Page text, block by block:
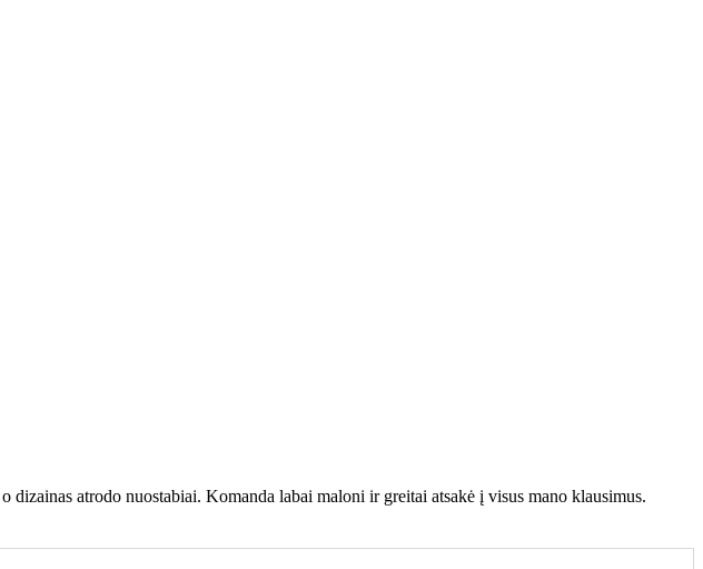
atrodo nuostabiai. Komanda labai maloni ir greitai atsakė į visus mano klausimus.